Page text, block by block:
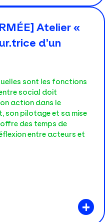
d’un
social doit
action dans le
son pilotage et sa mise
des temps de
entre acteurs et
+